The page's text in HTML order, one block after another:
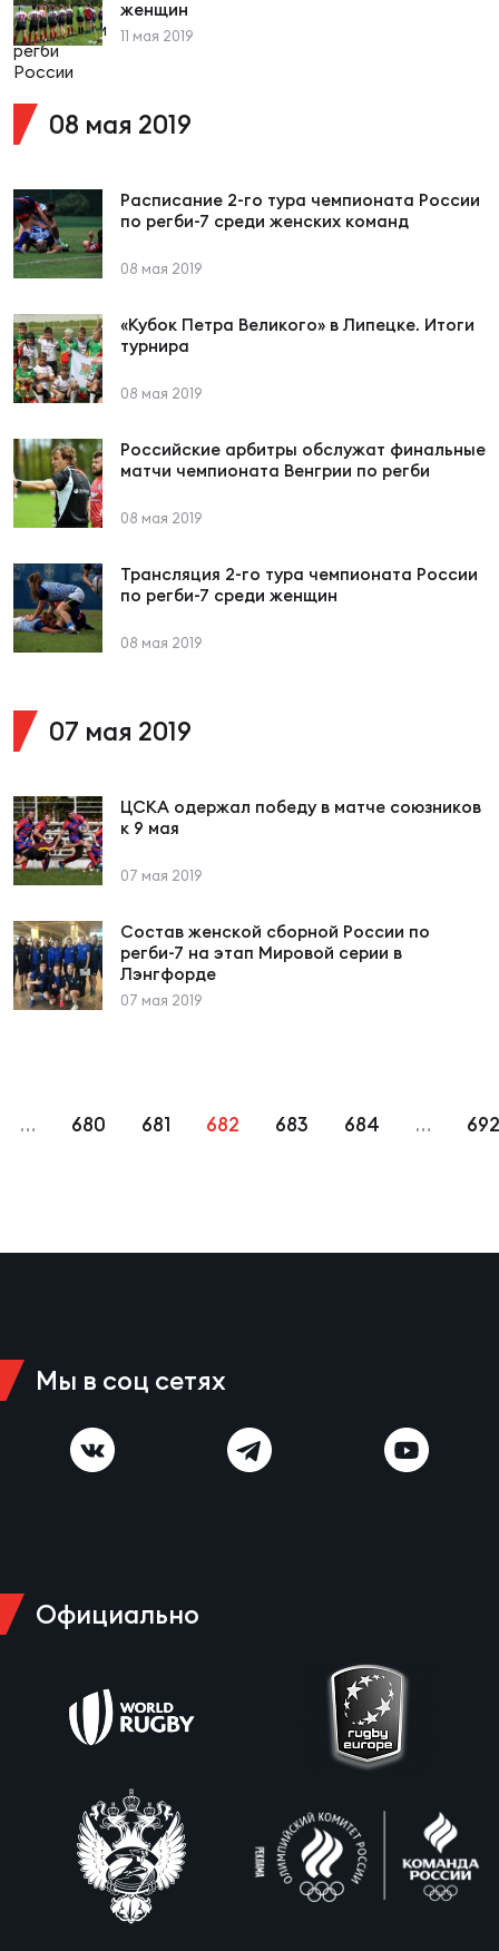
женщин
11 мая 2019
08 мая 2019
Расписание 2-го тура чемпионата России
по регби-7 среди женских команд
08 мая 2019
«Кубок Петра Великого» в Липецке. Итоги
турнира
08 мая 2019
Российские арбитры обслужат финальные
матчи чемпионата Венгрии по регби
08 мая 2019
Трансляция 2-го тура чемпионата России
по регби-7 среди женщин
08 мая 2019
07 мая 2019
ЦСКА одержал победу в матче союзников
к 9 мая
07 мая 2019
Состав женской сборной России по
регби-7 на этап Мировой серии в
Лэнгфорде
07 мая 2019
… 680 681 682 683 684 … 692
Мы в соц сетях
Официально